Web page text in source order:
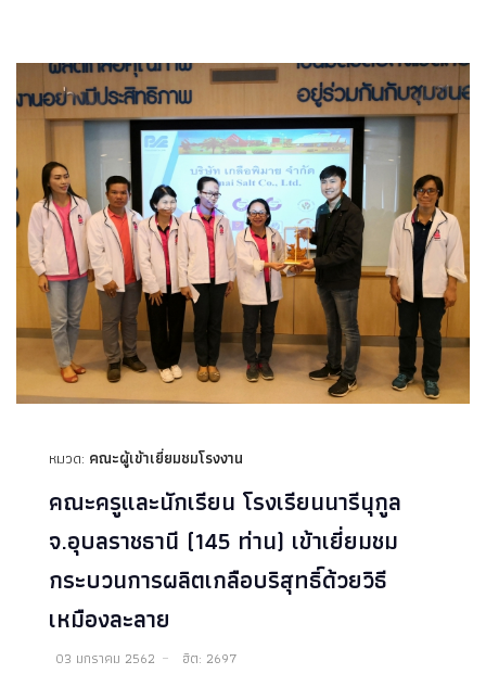
หมวด: คณะผู้เข้าเยี่ยมชมโรงงาน
คณะครูและนักเรียน โรงเรียนนารีนุกูล
จ.อุบลราชธานี (145 ท่าน) เข้าเยี่ยมชม
กระบวนการผลิตเกลือบริสุทธิ์ด้วยวิธี
เหมืองละลาย
03 มกราคม 2562 ฮิต: 2697